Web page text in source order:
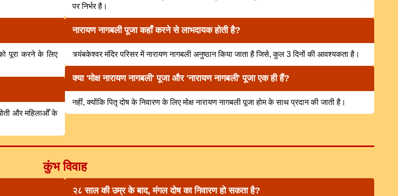
पूरा करने के लिए
और महिलाओँ के
पर निर्भर है।
नारायण नागबली पूजा कहाँ करने से लाभदायक होती है?
त्र्यंबकेश्वर मंदिर परिसर में नारायण नागबली अनुष्ठान किया जाता है जिसे, कुल 3 दिनों की आवश्यकता है।
क्या 'मोक्ष नारायण नागबली' पूजा और 'नारायण नागबली' पूजा एक ही हैं?
नहीं, क्योंकि पितृ दोष के निवारण के लिए मोक्ष नारायण नागबली पूजा होम के साथ प्रदान की जाती है।
कुंभ विवाह
२८ साल की उम्र के बाद, मंगल दोष का निवारण हो सकता है?